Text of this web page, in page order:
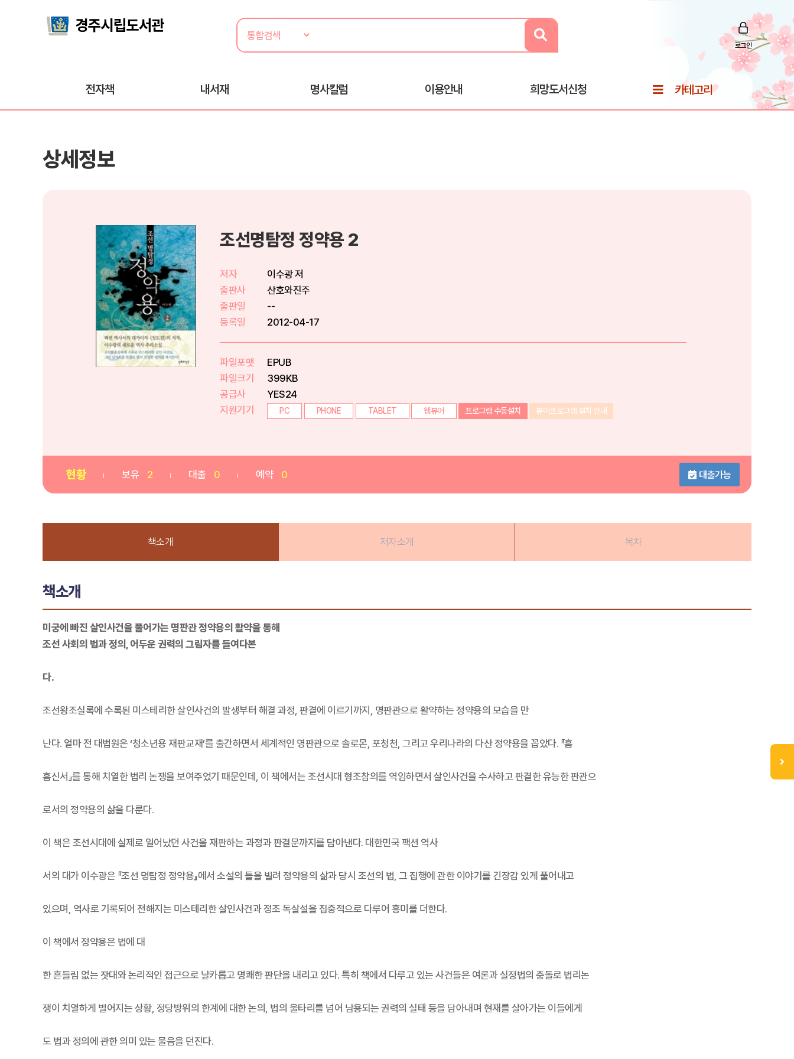
로그인
전자책 내서재 명사칼럼 이용안내 희망도서신청 카테고리
상세정보
조선명탐정 정약용 2
저자
이수광 저
출판사
산호와진주
출판일
--
등록일
2012-04-17
파일포맷
EPUB
파일크기
399KB
공급사
YES24
지원기기
PC PHONE TABLET 웹뷰어 프로그램 수동설치 뷰어프로그램 설치 안내
현황 보유 2 대출 0 예약 0 대출가능
책소개 저자소개 목차
책소개
미궁에 빠진 살인사건을 풀어가는 명판관 정약용의 활약을 통해
조선 사회의 법과 정의, 어두운 권력의 그림자를 들여다본
다.
조선왕조실록에 수록된 미스테리한 살인사건의 발생부터 해결 과정, 판결에 이르기까지, 명판관으로 활약하는 정약용의 모습을 만
난다. 얼마 전 대법원은 ‘청소년용 재판교재’를 출간하면서 세계적인 명판관으로 솔로몬, 포청천, 그리고 우리나라의 다산 정약용을 꼽았다. 『흠
흠신서』를 통해 치열한 법리 논쟁을 보여주었기 때문인데, 이 책에서는 조선시대 형조참의를 역임하면서 살인사건을 수사하고 판결한 유능한 판관으
로서의 정약용의 삶을 다룬다.
이 책은 조선시대에 실제로 일어났던 사건을 재판하는 과정과 판결문까지를 담아낸다. 대한민국 팩션 역사
서의 대가 이수광은 『조선 명탐정 정약용』에서 소설의 틀을 빌려 정약용의 삶과 당시 조선의 법, 그 집행에 관한 이야기를 긴장감 있게 풀어내고
있으며, 역사로 기록되어 전해지는 미스테리한 살인사건과 정조 독살설을 집중적으로 다루어 흥미를 더한다.
이 책에서 정약용은 법에 대
한 흔들림 없는 잣대와 논리적인 접근으로 날카롭고 명쾌한 판단을 내리고 있다. 특히 책에서 다루고 있는 사건들은 여론과 실정법의 충돌로 법리논
쟁이 치열하게 벌어지는 상황, 정당방위의 한계에 대한 논의, 법의 울타리를 넘어 남용되는 권력의 실태 등을 담아내며 현재를 살아가는 이들에게
도 법과 정의에 관한 의미 있는 물음을 던진다.